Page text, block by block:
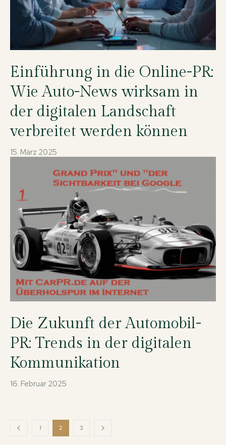
Einführung in die Online-PR:
Wie Auto-News wirksam in
der digitalen Landschaft
verbreitet werden können
15. März 2025
Die Zukunft der Automobil-
PR: Trends in der digitalen
Kommunikation
16. Februar 2025
1 2 3